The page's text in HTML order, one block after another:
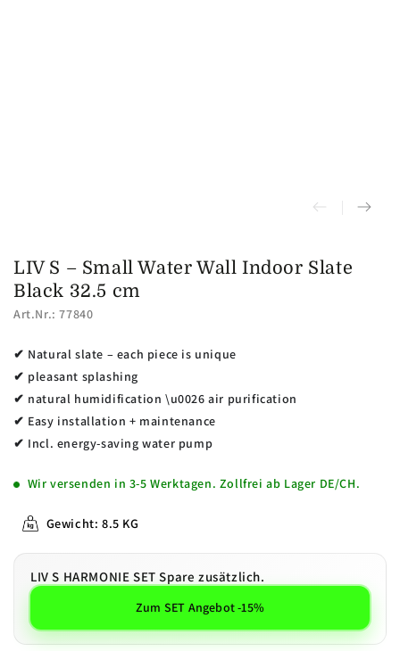
LIV S – Small Water Wall Indoor Slate
Black 32.5 cm
Art.Nr.: 77840
✔ Natural slate – each piece is unique
✔ pleasant splashing
✔ natural humidification \u0026 air purification
✔ Easy installation + maintenance
✔ Incl. energy-saving water pump
Wir versenden in 3-5 Werktagen. Zollfrei ab Lager DE/CH.
Gewicht: 8.5 KG
LIV S HARMONIE SET Spare zusätzlich.
Zum SET Angebot -15%